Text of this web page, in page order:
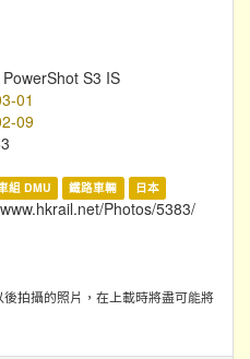
S3 IS
01
09
組 DMU 鐵路車輛 日本
Photos/5383/
拍攝的照片，在上載時將盡可能將